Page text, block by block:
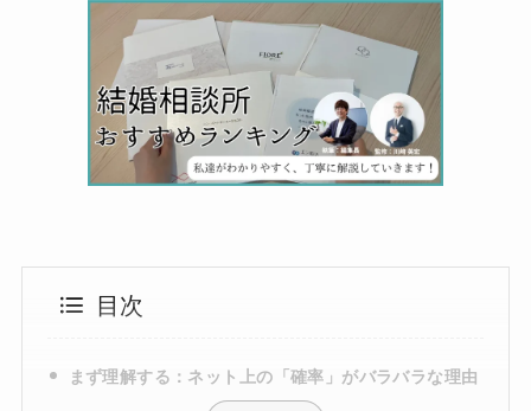
目次
まず理解する：ネット上の「確率」がバラバラな理由